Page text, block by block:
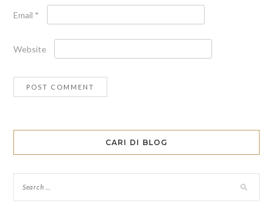
Email *
Website
CARI DI BLOG